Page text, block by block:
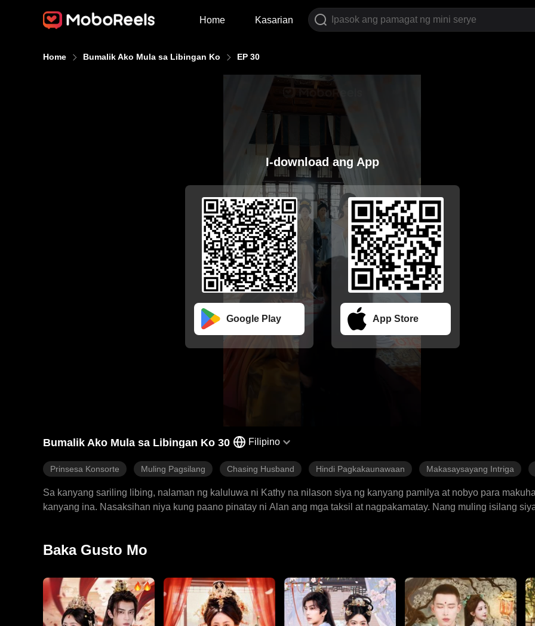
Home Kasarian
Home Bumalik Ako Mula sa Libingan Ko EP 30
I-download ang App
Google Play App Store
Bumalik Ako Mula sa Libingan Ko 30 Filipino
Prinsesa Konsorte Muling Pagsilang Chasing Husband Hindi Pagkakaunawaan Makasaysayang Intriga
Sa kanyang sariling libing, nalaman ng kaluluwa ni Kathy na nilason siya ng kanyang pamilya at nobyo para
kanyang ina. Nasaksihan niya kung paano pinatay ni Alan ang mga taksil at nagpakamatay. Nang muling isilang
Baka Gusto Mo